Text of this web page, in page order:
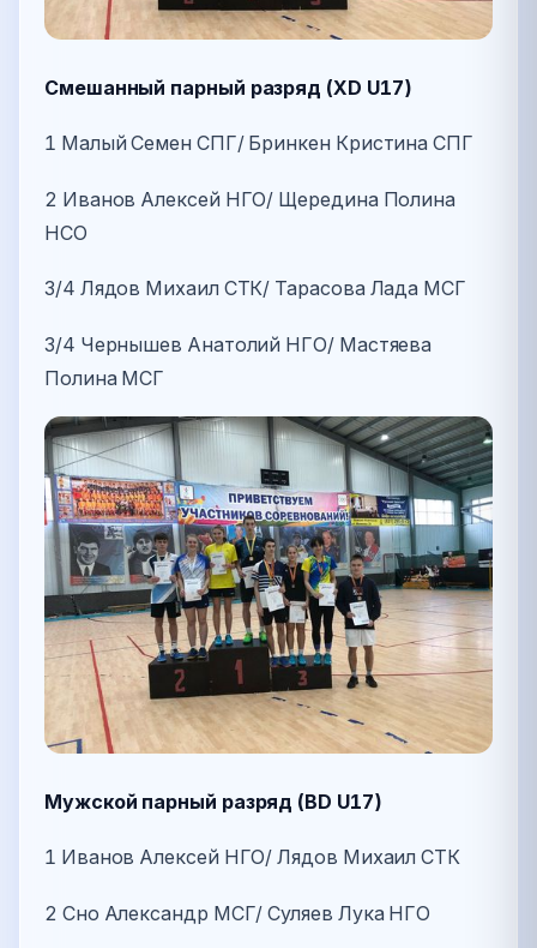
Смешанный парный разряд (XD U17)
1 Малый Семен СПГ/ Бринкен Кристина СПГ
2 Иванов Алексей НГО/ Щередина Полина
НСО
3/4 Лядов Михаил СТК/ Тарасова Лада МСГ
3/4 Чернышев Анатолий НГО/ Мастяева
Полина МСГ
Мужской парный разряд (BD U17)
1 Иванов Алексей НГО/ Лядов Михаил СТК
2 Сно Александр МСГ/ Суляев Лука НГО